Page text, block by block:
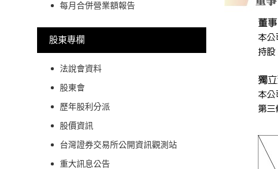
每月合併營業額報告
股東專欄
法說會資料
股東會
歷年股利分派
股價資訊
台灣證券交易所公開資訊觀測站
重大訊息公告